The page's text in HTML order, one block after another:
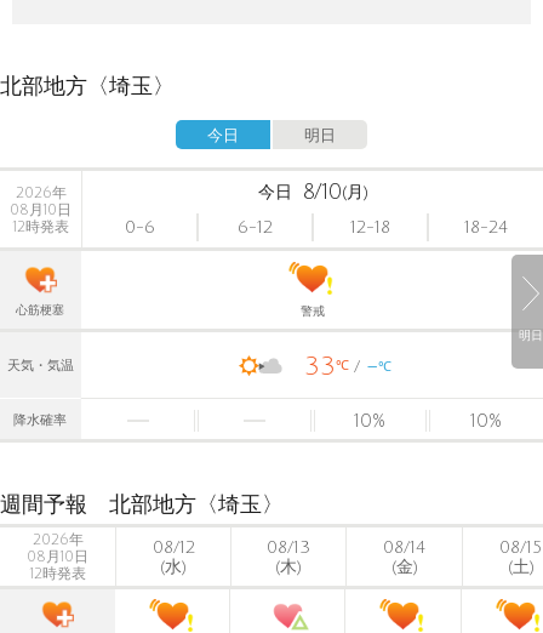
北部地方〈埼玉〉
今日 明日
明日
2026年
08月10日
12時発表
今日 8/10(月)
0-6
6-12 12-18 18-24
心筋梗塞 警戒
天気・気温 33℃ -℃
降水確率 10% 10%
週間予報 北部地方〈埼玉〉
2026年
08月10日
12時発表
08/12
(水)
08/13
(木)
08/14
(金)
08/15
(土)